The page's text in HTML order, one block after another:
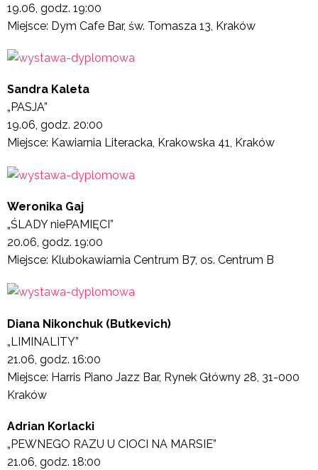
19.06, godz. 19:00
Miejsce: Dym Cafe Bar, św. Tomasza 13, Kraków
Sandra Kaleta
„PASJA”
19.06, godz. 20:00
Miejsce: Kawiarnia Literacka, Krakowska 41, Kraków
Weronika Gaj
„ŚLADY niePAMIĘCI”
20.06, godz. 19:00
Miejsce: Klubokawiarnia Centrum B7, os. Centrum B
Diana Nikonchuk (Butkevich)
„LIMINALITY”
21.06, godz. 16:00
Miejsce: Harris Piano Jazz Bar, Rynek Główny 28, 31-000
Kraków
Adrian Korlacki
„PEWNEGO RAZU U CIOCI NA MARSIE”
21.06, godz. 18:00